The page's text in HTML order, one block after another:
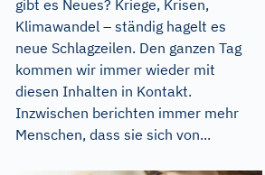
gibt es Neues? Kriege, Krisen,
Klimawandel – ständig hagelt es
neue Schlagzeilen. Den ganzen Tag
kommen wir immer wieder mit
diesen Inhalten in Kontakt.
Inzwischen berichten immer mehr
Menschen, dass sie sich von...